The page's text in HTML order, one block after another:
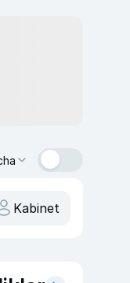
Kabinet